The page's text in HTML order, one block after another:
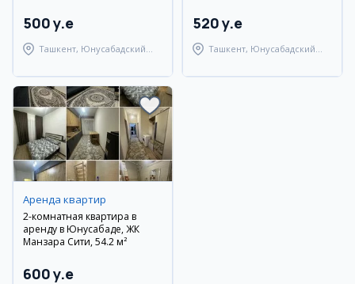
500 y.e
Ташкент, Юнусабадский
520 y.e
Ташкент, Юнусабадский
Аренда квартир
2-комнатная квартира в
аренду в Юнусабаде, ЖК
Манзара Сити, 54.2 м²
600 y.e